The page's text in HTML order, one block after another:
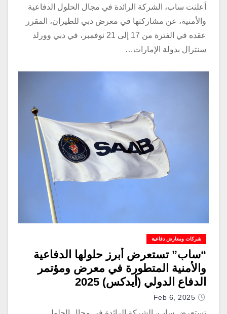
أعلنت ساب، الشركة الرائدة في مجال الحلول الدفاعية
والأمنية، عن مشاركتها في معرض دبي للطيران، المقرر
عقده في الفترة من 17 إلى 21 نوفمبر، في دبي وورلد
سنترال بدولة الإمارات…
شركات ومعارض دفاعية
“ساب” تستعرض أبرز حلولها الدفاعية
والأمنية المتطورة في معرض ومؤتمر
الدفاع الدولي (أيدكس) 2025
Feb 6, 2025